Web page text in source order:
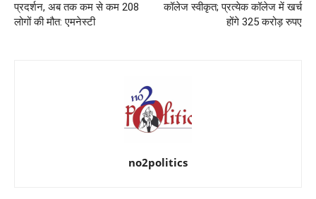
प्रदर्शन, अब तक कम से कम 208
लोगों की मौत: एमनेस्टी
कॉलेज स्वीकृत; प्रत्येक कॉलेज में खर्च
होंगे 325 करोड़ रुपए
no2politics